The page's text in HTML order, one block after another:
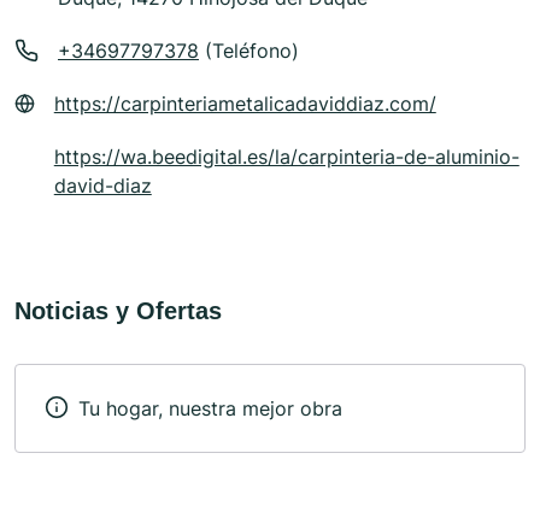
+34697797378 (Teléfono)
https://carpinteriametalicadaviddiaz.com/
https://wa.beedigital.es/la/carpinteria-de-aluminio-
david-diaz
Noticias y Ofertas
Tu hogar, nuestra mejor obra